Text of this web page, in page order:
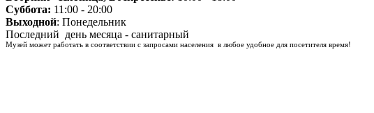
Суббота: 11:00 - 20:00
Выходной: Понедельник
Последний день месяца - санитарный
Музей может работать в соответствии с запросами населения в любое удобное для посетителя время!